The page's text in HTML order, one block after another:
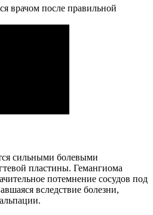
врачом после правильной
сильными болевыми
пластины. Гемангиома
потемнение сосудов под
вследствие болезни,